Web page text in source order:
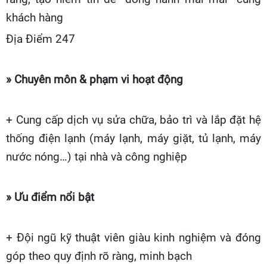
khách hàng
Địa Điểm 247
» Chuyên môn & phạm vi hoạt động
+ Cung cấp dịch vụ sửa chữa, bảo trì và lắp đặt hệ
thống điện lạnh (máy lạnh, máy giặt, tủ lạnh, máy
nước nóng…) tại nhà và công nghiệp
» Ưu điểm nổi bật
+ Đội ngũ kỹ thuật viên giàu kinh nghiệm và đóng
góp theo quy định rõ ràng, minh bạch